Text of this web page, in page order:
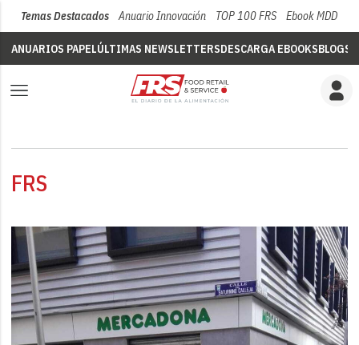
Temas Destacados Anuario Innovación TOP 100 FRS Ebook MDD
ANUARIOS PAPELÚLTIMAS NEWSLETTERSDESCARGA EBOOKSBLOGS
FRS